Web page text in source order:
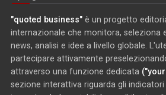
"quoted business" è un progetto
internazionale che monitora, seleziona
news, analisi e idee a livello globale.
partecipare attivamente
attraverso una funzione dedicata
sezione interattiva riguarda gli